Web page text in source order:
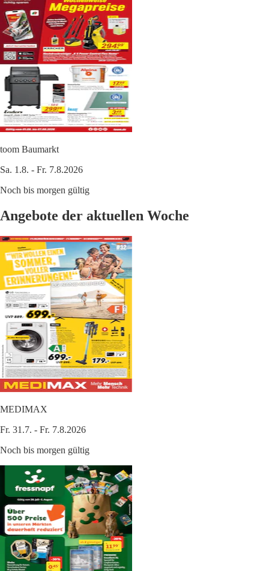
toom Baumarkt
Sa. 1.8. - Fr. 7.8.2026
Noch bis morgen gültig
Angebote der aktuellen Woche
MEDIMAX
Fr. 31.7. - Fr. 7.8.2026
Noch bis morgen gültig